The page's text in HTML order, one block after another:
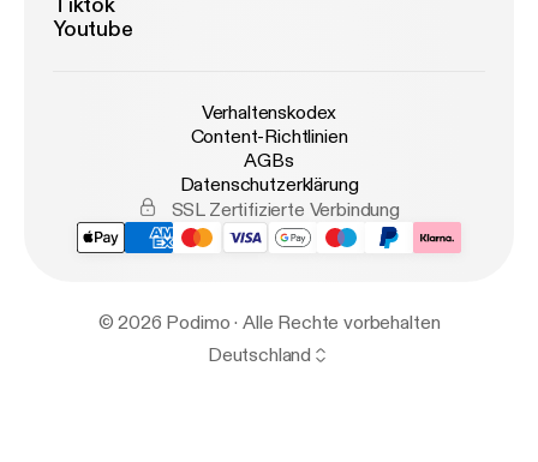
Youtube
Verhaltenskodex
Content-Richtlinien
AGBs
Datenschutzerklärung
SSL Zertifizierte Verbindung
© 2026 Podimo · Alle Rechte vorbehalten
Deutschland